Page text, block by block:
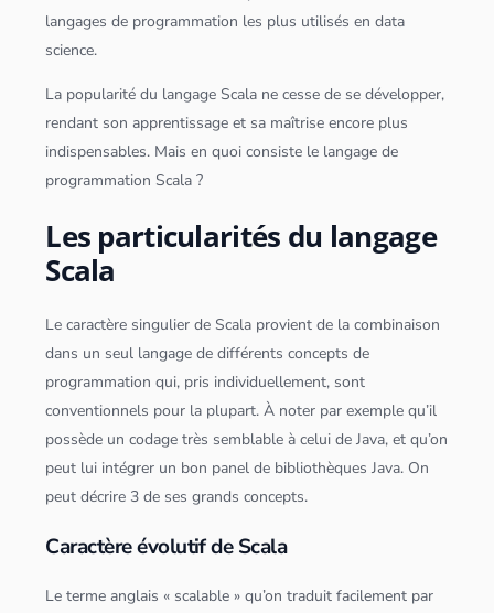
langages de programmation les plus utilisés endata
science.
La popularité du langage Scala ne cesse de se développer,
rendant son apprentissage et sa maîtrise encore plus
indispensables. Mais en quoi consiste le langage de
programmation Scala ?
Les particularités du langage
Scala
Le caractère singulier de Scala provient de la combinaison
dans un seul langage de différents concepts de
programmation qui, pris individuellement, sont
conventionnels pour la plupart. À noter par exemple qu’il
possède un codage très semblable à celui deJava, et qu’on
peut lui intégrer un bon panel de bibliothèquesJava. On
peut décrire 3 de ses grands concepts.
Caractère évolutif de Scala
Le terme anglais « scalable » qu’on traduit facilement par